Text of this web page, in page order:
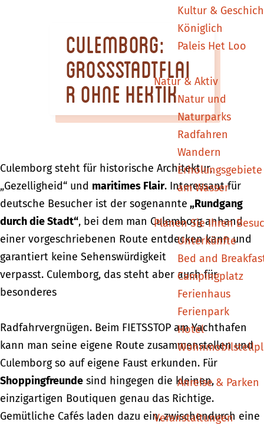
Kultur &
Königlich
Paleis Het Loo
Natur & Aktiv
Natur und
Naturparks
Radfahren
Wandern
Erholungsgebiete
am Wasser
Planen Sie Ihren
Unterkünfte
Bed and
Campingplatz
Ferienhaus
Ferienpark
Hotel
Anreise & Parken
Veranstaltungen
Culemborg:
Grossstadtflai
r ohne Hektik
Culemborg steht für historische Architektur,
„Gezelligheid“ und maritimes Flair. Interessant für
deutsche Besucher ist der sogenannte „Rundgang
durch die Stadt“, bei dem man Culemborg anhand
einer vorgeschriebenen Route entdecken kann und
garantiert keine Sehenswürdigkeit
verpasst. Culemborg, das steht aber auch für
besonderes
Radfahrvergnügen. Beim FIETSSTOP am Yachthafen
kann man seine eigene Route zusammenstellen und
Culemborg so auf eigene Faust erkunden. Für
Shoppingfreunde sind hingegen die kleinen,
einzigartigen Boutiquen genau das Richtige.
Gemütliche Cafés laden dazu ein, zwischendurch eine